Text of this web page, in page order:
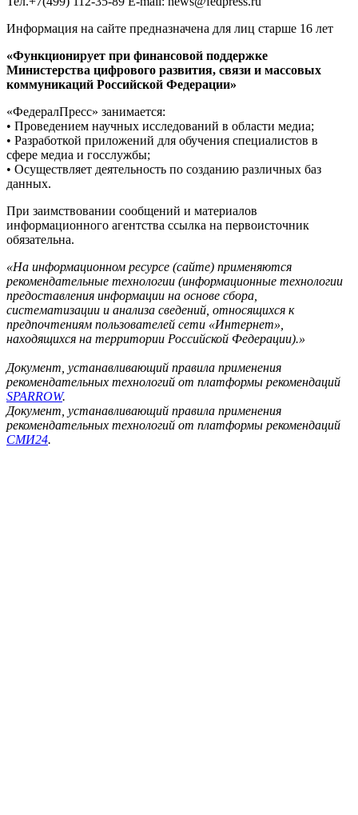
Информация на сайте предназначена для лиц старше 16 лет
«Функционирует при финансовой поддержке
Министерства цифрового развития, связи и массовых
коммуникаций Российской Федерации»
«ФедералПресс» занимается:
• Проведением научных исследований в области медиа;
• Разработкой приложений для обучения специалистов в
сфере медиа и госслужбы;
• Осуществляет деятельность по созданию различных баз
данных.
При заимствовании сообщений и материалов
информационного агентства ссылка на первоисточник
обязательна.
«На информационном ресурсе (сайте) применяются
рекомендательные технологии (информационные технологии
предоставления информации на основе сбора,
систематизации и анализа сведений, относящихся к
предпочтениям пользователей сети «Интернет»,
находящихся на территории Российской Федерации).»
Документ, устанавливающий правила применения
рекомендательных технологий от платформы рекомендаций
SPARROW.
Документ, устанавливающий правила применения
рекомендательных технологий от платформы рекомендаций
СМИ24.